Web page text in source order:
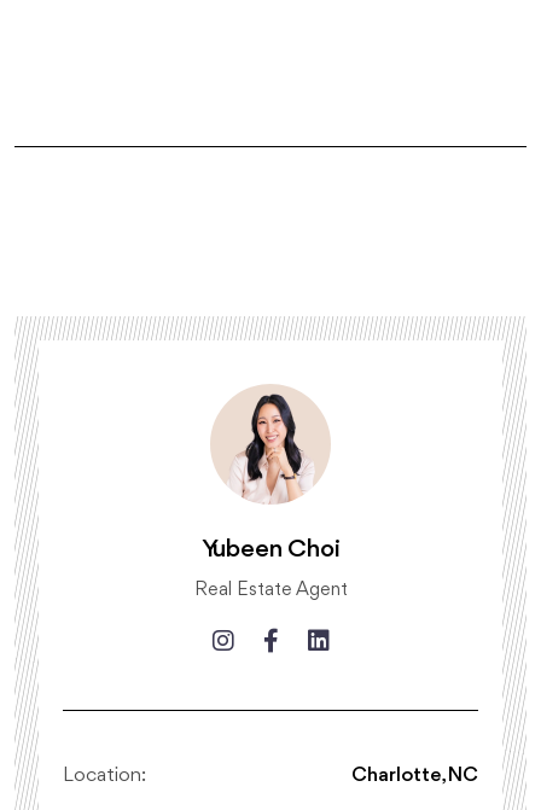
Yubeen Choi
Real Estate Agent
Location: Charlotte, NC